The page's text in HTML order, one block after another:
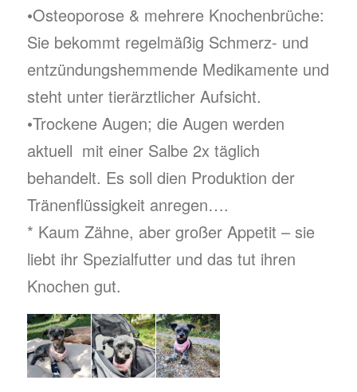
•Osteoporose & mehrere Knochenbrüche:
Sie bekommt regelmäßig Schmerz- und
entzündungshemmende Medikamente und
steht unter tierärztlicher Aufsicht.
•Trockene Augen; die Augen werden
aktuell mit einer Salbe 2x täglich
behandelt. Es soll dien Produktion der
Tränenflüssigkeit anregen….
* Kaum Zähne, aber großer Appetit – sie
liebt ihr Spezialfutter und das tut ihren
Knochen gut.